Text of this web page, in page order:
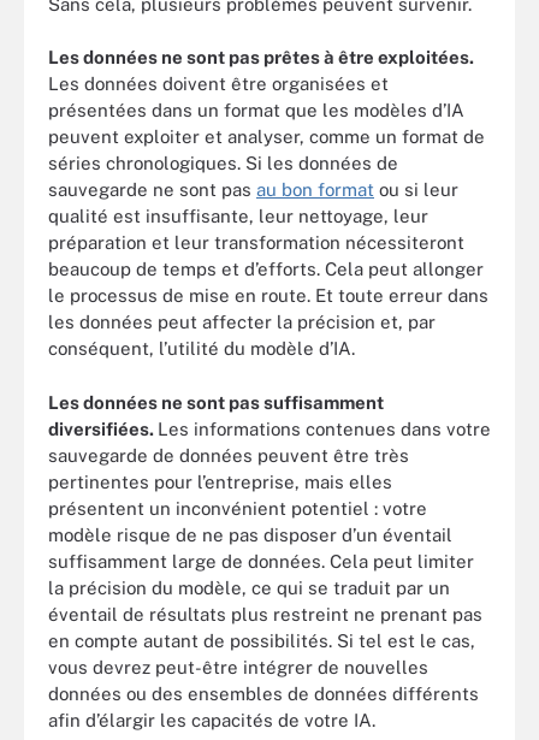
Les données ne sont pas prêtes à être exploitées.
Les données doivent être organisées et
présentées dans un format que les modèles d’IA
peuvent exploiter et analyser, comme un format de
séries chronologiques. Si les données de
sauvegarde ne sont pas au bon format ou si leur
qualité est insuffisante, leur nettoyage, leur
préparation et leur transformation nécessiteront
beaucoup de temps et d’efforts. Cela peut allonger
le processus de mise en route. Et toute erreur dans
les données peut affecter la précision et, par
conséquent, l’utilité du modèle d’IA.
Les données ne sont pas suffisamment
diversifiées. Les informations contenues dans votre
sauvegarde de données peuvent être très
pertinentes pour l’entreprise, mais elles
présentent un inconvénient potentiel : votre
modèle risque de ne pas disposer d’un éventail
suffisamment large de données. Cela peut limiter
la précision du modèle, ce qui se traduit par un
éventail de résultats plus restreint ne prenant pas
en compte autant de possibilités. Si tel est le cas,
vous devrez peut-être intégrer de nouvelles
données ou des ensembles de données différents
afin d’élargir les capacités de votre IA.